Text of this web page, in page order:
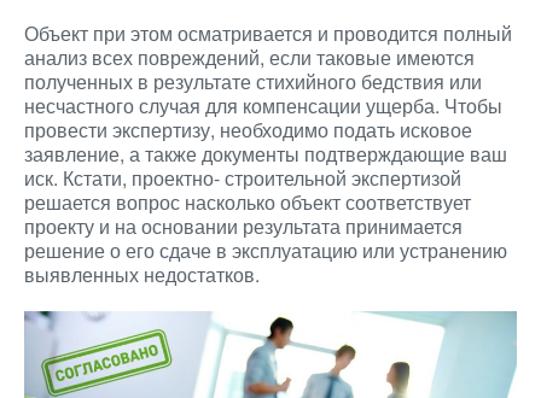
Объект при этом осматривается и проводится полный
анализ всех повреждений, если таковые имеются
полученных в результате стихийного бедствия или
несчастного случая для компенсации ущерба. Чтобы
провести экспертизу, необходимо подать исковое
заявление, а также документы подтверждающие ваш
иск. Кстати, проектно- строительной экспертизой
решается вопрос насколько объект соответствует
проекту и на основании результата принимается
решение о его сдаче в эксплуатацию или устранению
выявленных недостатков.